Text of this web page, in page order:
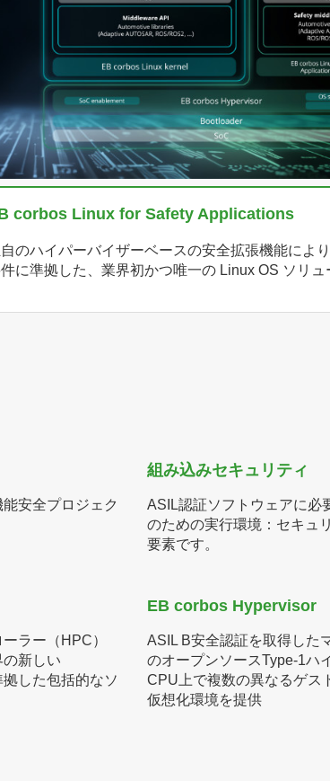
corbos Linux for Safety Applications
のハイパーバイザーベースの安全拡張機能によ
に準拠した、業界初かつ唯一の Linux OS ソリュ
安全プロジェク
組み込みセキュリティ
ASIL認証ソフトウェアに必
のための実行環境：セキュ
要素です。
ラー（HPC）
新しい
した包括的なソ
EB corbos Hypervisor
ASIL B安全認証を取得した
のオープンソースType-1ハ
CPU上で複数の異なるゲス
仮想化環境を提供